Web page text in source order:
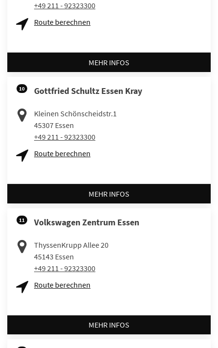
+49 211 - 92323300
Route berechnen
MEHR INFOS
10 Gottfried Schultz Essen Kray
Kleinen Schönscheidstr.1
45307 Essen
+49 211 - 92323300
Route berechnen
MEHR INFOS
11 Volkswagen Zentrum Essen
ThyssenKrupp Allee 20
45143 Essen
+49 211 - 92323300
Route berechnen
MEHR INFOS